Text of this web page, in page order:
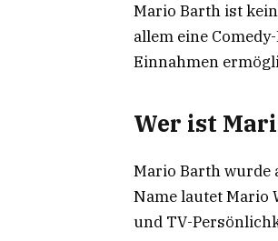
Mario Barth ist
allem eine
Einnahmen
Wer ist
Mario Barth wurde
Name lautet Mario
und TV-